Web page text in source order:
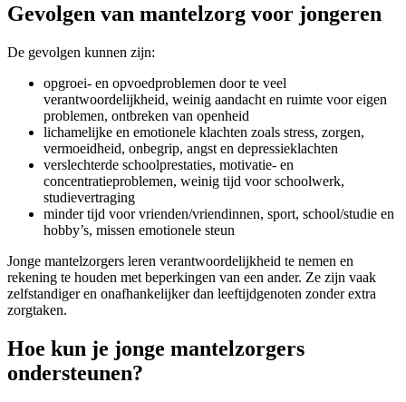
Gevolgen van mantelzorg voor jongeren
De gevolgen kunnen zijn:
opgroei- en opvoedproblemen door te veel
verantwoordelijkheid, weinig aandacht en ruimte voor eigen
problemen, ontbreken van openheid
lichamelijke en emotionele klachten zoals stress, zorgen,
vermoeidheid, onbegrip, angst en depressieklachten
verslechterde schoolprestaties, motivatie- en
concentratieproblemen, weinig tijd voor schoolwerk,
studievertraging
minder tijd voor vrienden/vriendinnen, sport, school/studie en
hobby’s, missen emotionele steun
Jonge mantelzorgers leren verantwoordelijkheid te nemen en
rekening te houden met beperkingen van een ander. Ze zijn vaak
zelfstandiger en onafhankelijker dan leeftijdgenoten zonder extra
zorgtaken.
Hoe kun je jonge mantelzorgers
ondersteunen?